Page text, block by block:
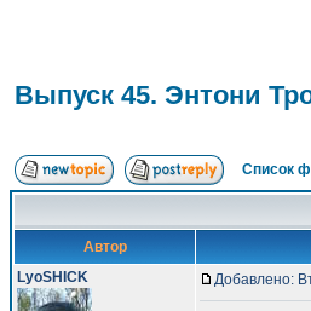
Выпуск 45. Энтони
Список
Автор
LyoSHICK
Добавлено: